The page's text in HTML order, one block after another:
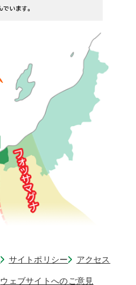
サイトポリシー アクセス
ウェブサイトへのご意見